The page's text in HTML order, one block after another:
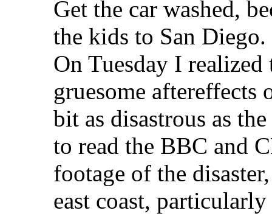
Get the car washed,
the kids to San Diego.
On Tuesday I
gruesome aftereffects
bit as disastrous as
to read the BBC and
footage of the
east coast,